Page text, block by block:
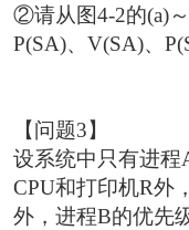
②请从图4-2的(a)
P(SA)、V(SA)、
【问题3】
设系统中只有进程
CPU和打印机R外
外，进程B的优先